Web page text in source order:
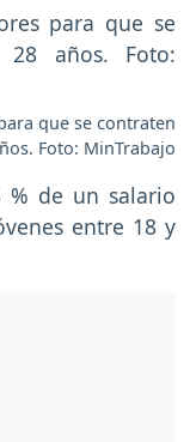
que se contraten
Foto: MinTrabajo
% de un salario
entre 18 y